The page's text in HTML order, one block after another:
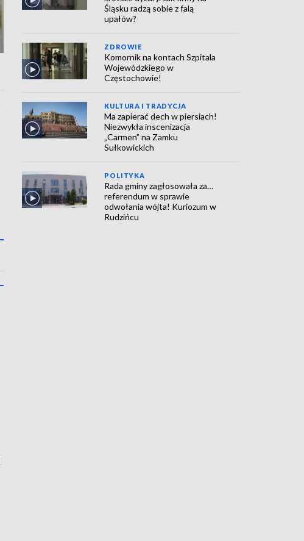
Śląsku radzą sobie z falą
upałów?
ZDROWIE
Komornik na kontach Szpitala
Wojewódzkiego w
Częstochowie!
KULTURA I TRADYCJA
Ma zapierać dech w piersiach!
Niezwykła inscenizacja
„Carmen” na Zamku
Sułkowickich
POLITYKA
Rada gminy zagłosowała za…
referendum w sprawie
odwołania wójta! Kuriozum w
Rudzińcu